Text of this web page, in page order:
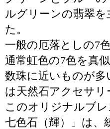
ルグリーンの翡翠
た。
一般の厄落としの7
通常虹色の7色を真
数珠に近いものが
は天然石アクセサリ
このオリジナルブレ
七色石（輝）」は、